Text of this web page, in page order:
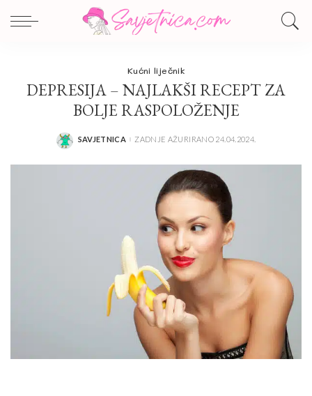
Kućni liječnik
DEPRESIJA – NAJLAKŠI RECEPT ZA
BOLJE RASPOLOŽENJE
POSTED
SAVJETNICA ZADNJE AŽURIRANO 24.04.2024.